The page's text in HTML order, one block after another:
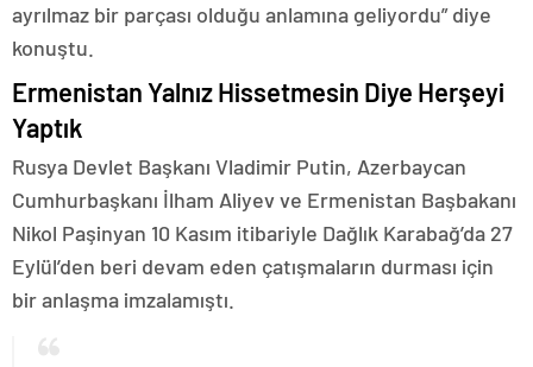
ayrılmaz bir parçası olduğu anlamına geliyordu” diye
konuştu.
Ermenistan Yalnız Hissetmesin Diye Herşeyi
Yaptık
Rusya Devlet Başkanı Vladimir Putin, Azerbaycan
Cumhurbaşkanı İlham Aliyev ve Ermenistan Başbakanı
Nikol Paşinyan 10 Kasım itibariyle Dağlık Karabağ’da 27
Eylül’den beri devam eden çatışmaların durması için
bir anlaşma imzalamıştı.